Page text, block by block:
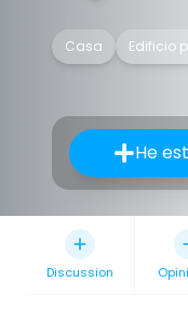
Casa Edificio
He
Discussion